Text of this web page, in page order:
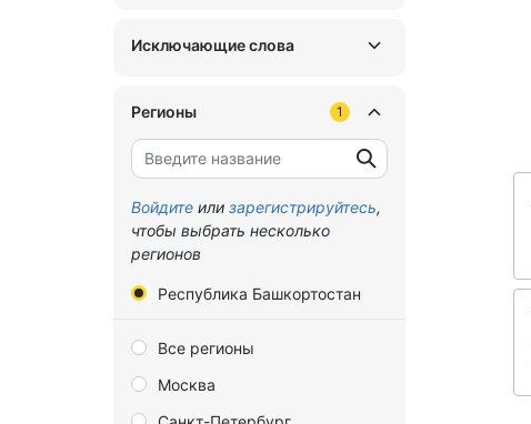
Исключающие слова
Регионы 1
Войдите или зарегистрируйтесь,
чтобы выбрать несколько
регионов
Республика Башкортостан
Все регионы
Москва